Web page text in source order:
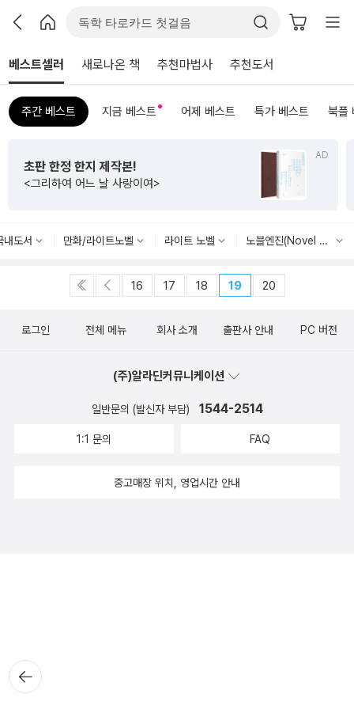
베스트셀러 새로나온 책 추천마법사 추천도서
주간 베스트 지금 베스트 어제 베스트 특가 베스트 북플
AD
초판 한정 한지 제작본!
<그리하여 어느 날 사랑이여>
내도서 만화/라이트노벨 라이트 노벨 노블엔진(Novel Engine)
16 17 18 19 20
뒤로가
기
로그인 전체 메뉴 회사 소개 출판사 안내 PC 버전
(주)알라딘커뮤니케이션
일반문의 (발신자 부담) 1544-2514
1:1 문의 FAQ
중고매장 위치, 영업시간 안내